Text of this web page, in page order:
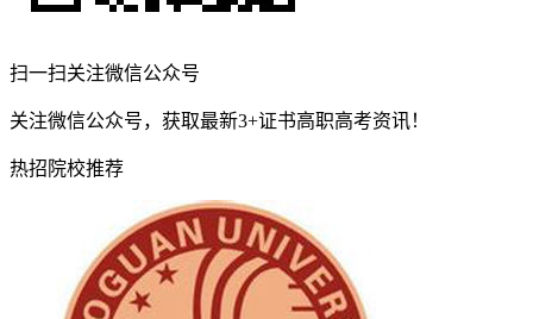
扫一扫关注微信公众号
关注微信公众号，获取最新3+证书高职高考资讯！
热招院校推荐